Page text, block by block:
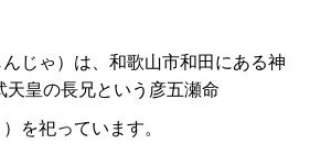
じゃ）は、和歌山市和田にある神
天皇の長兄という彦五瀬命
を祀っています。